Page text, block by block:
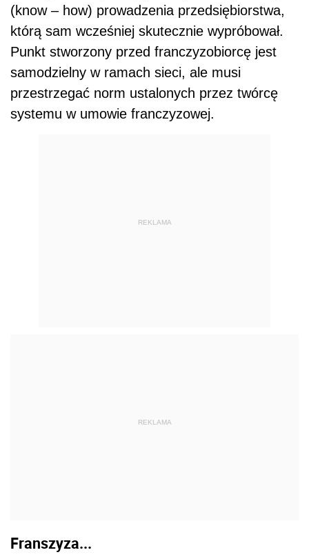
(know – how) prowadzenia przedsiębiorstwa,
którą sam wcześniej skutecznie wypróbował.
Punkt stworzony przed franczyzobiorcę jest
samodzielny w ramach sieci, ale musi
przestrzegać norm ustalonych przez twórcę
systemu w umowie franczyzowej.
REKLAMA
REKLAMA
Franszyza...